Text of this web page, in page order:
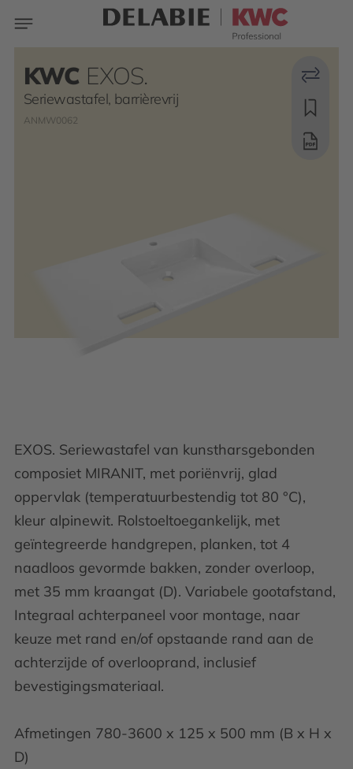
KWC EXOS.
Seriewastafel, barrièrevrij
ANMW0062
EXOS. Seriewastafel van kunstharsgebonden
composiet MIRANIT, met poriënvrij, glad
oppervlak (temperatuurbestendig tot 80 °C),
kleur alpinewit. Rolstoeltoegankelijk, met
geïntegreerde handgrepen, planken, tot 4
naadloos gevormde bakken, zonder overloop,
met 35 mm kraangat (D). Variabele gootafstand,
Integraal achterpaneel voor montage, naar
keuze met rand en/of opstaande rand aan de
achterzijde of overlooprand, inclusief
bevestigingsmateriaal.
Afmetingen 780-3600 x 125 x 500 mm (B x H x
D)